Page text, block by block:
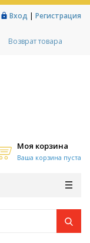
Вход | Регистрация
Возврат товара
Моя корзина
Ваша корзина пуста